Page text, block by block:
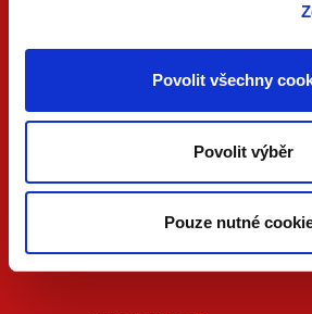
Povolit všechny
Povolit výběr
Pouze nutné
PDF
VERZE
KONTAKTUJTE NÁS
facebook.com/beck.cz